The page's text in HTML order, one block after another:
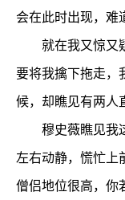
会在此时出现，难
就在我又惊又疑
要将我擒下拖走，
候，却瞧见有两人
穆史薇瞧见我这
左右动静，慌忙上
僧侣地位很高，你